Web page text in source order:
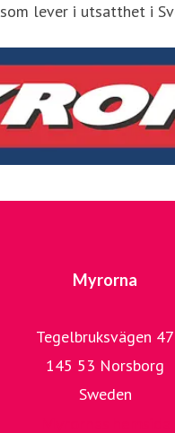
som lever i utsatthet i
Myrorna
Tegelbruksvägen 47
145 53 Norsborg
Sweden